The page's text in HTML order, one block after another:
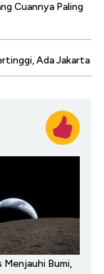
Cuannya Paling
Ada Jakarta
Menjauhi Bumi,